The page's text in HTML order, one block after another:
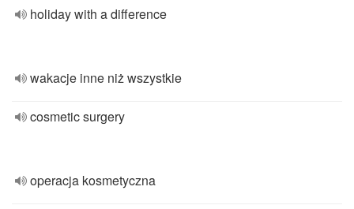
holiday with a difference
wakacje inne niż wszystkie
cosmetic surgery
operacja kosmetyczna